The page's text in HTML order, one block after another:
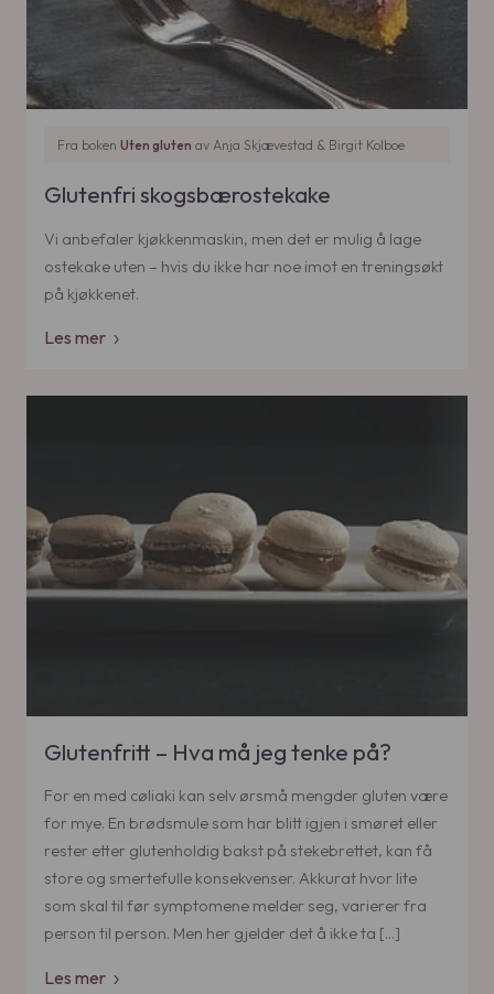
Fra boken Uten gluten av Anja Skjævestad & Birgit Kolboe
Glutenfri skogsbærostekake
Vi anbefaler kjøkkenmaskin, men det er mulig å lage
ostekake uten – hvis du ikke har noe imot en treningsøkt
på kjøkkenet.
Les mer
Glutenfritt – Hva må jeg tenke på?
For en med cøliaki kan selv ørsmå mengder gluten være
for mye. En brødsmule som har blitt igjen i smøret eller
rester etter glutenholdig bakst på stekebrettet, kan få
store og smertefulle konsekvenser. Akkurat hvor lite
som skal til før symptomene melder seg, varierer fra
person til person. Men her gjelder det å ikke ta […]
Les mer